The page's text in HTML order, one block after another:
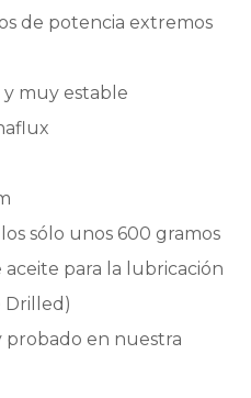
de potencia extremos
muy estable
sólo unos 600 gramos
aceite para la lubricación
Drilled)
probado en nuestra